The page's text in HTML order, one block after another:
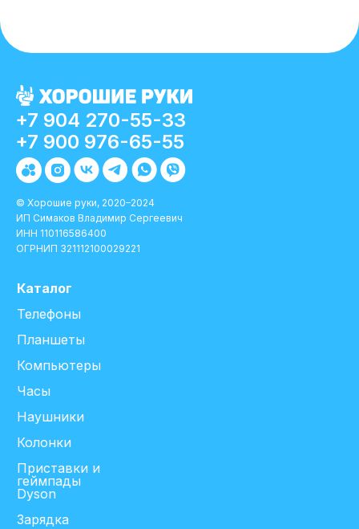
Каталог
Телефоны
Планшеты
Компьютеры
Часы
Наушники
Колонки
Приставки и
геймпады
Dyson
Зарядка
+7 904 270-55-33
© Хорошие руки, 2020–2024
ИП Симаков Владимир Сергеевич
ИНН 110116586400
ОГРНИП 321112100029221
+7 900 976-65-55